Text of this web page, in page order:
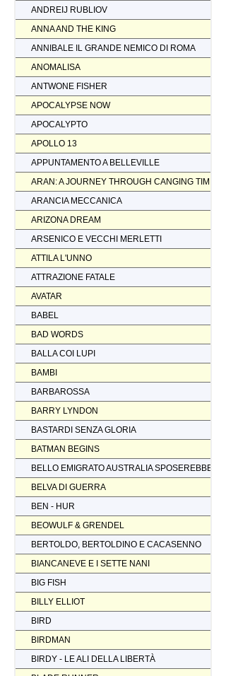
ANDREIJ RUBLIOV
ANNA AND THE KING
ANNIBALE IL GRANDE NEMICO DI ROMA
ANOMALISA
ANTWONE FISHER
APOCALYPSE NOW
APOCALYPTO
APOLLO 13
APPUNTAMENTO A BELLEVILLE
ARAN: A JOURNEY THROUGH CANGING TIMES
ARANCIA MECCANICA
ARIZONA DREAM
ARSENICO E VECCHI MERLETTI
ATTILA L'UNNO
ATTRAZIONE FATALE
AVATAR
BABEL
BAD WORDS
BALLA COI LUPI
BAMBI
BARBAROSSA
BARRY LYNDON
BASTARDI SENZA GLORIA
BATMAN BEGINS
BELLO EMIGRATO AUSTRALIA SPOSEREBBE
BELVA DI GUERRA
BEN - HUR
BEOWULF & GRENDEL
BERTOLDO, BERTOLDINO E CACASENNO
BIANCANEVE E I SETTE NANI
BIG FISH
BILLY ELLIOT
BIRD
BIRDMAN
BIRDY - LE ALI DELLA LIBERTÀ